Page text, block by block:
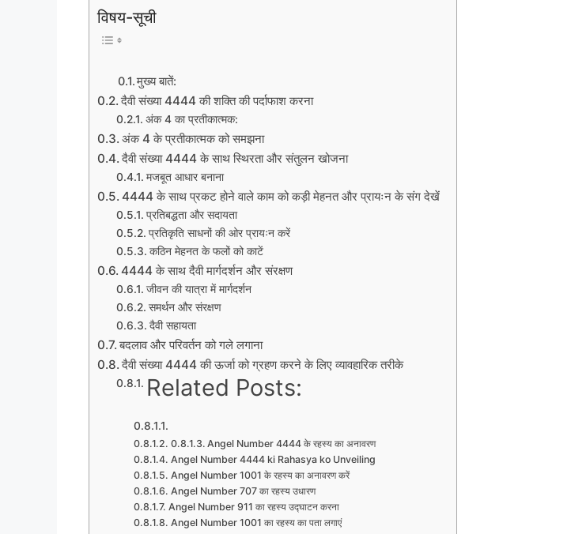
विषय-सूची
मुख्य बातें:
दैवी संख्या 4444 की शक्ति की पर्दाफाश करना
अंक 4 का प्रतीकात्मक:
अंक 4 के प्रतीकात्मक को समझना
दैवी संख्या 4444 के साथ स्थिरता और संतुलन खोजना
मजबूत आधार बनाना
4444 के साथ प्रकट होने वाले काम को कड़ी मेहनत और प्रायःन के संग देखें
प्रतिबद्धता और सदायता
प्रतिकृति साधनों की ओर प्रायःन करें
कठिन मेहनत के फलों को काटें
4444 के साथ दैवी मार्गदर्शन और संरक्षण
जीवन की यात्रा में मार्गदर्शन
समर्थन और संरक्षण
दैवी सहायता
बदलाव और परिवर्तन को गले लगाना
दैवी संख्या 4444 की ऊर्जा को ग्रहण करने के लिए व्यावहारिक तरीके
Related Posts:
Angel Number 4444 के रहस्य का अनावरण
Angel Number 4444 ki Rahasya ko Unveiling
Angel Number 1001 के रहस्य का अनावरण करें
Angel Number 707 का रहस्य उधारण
Angel Number 911 का रहस्य उद्घाटन करना
Angel Number 1001 का रहस्य का पता लगाएं